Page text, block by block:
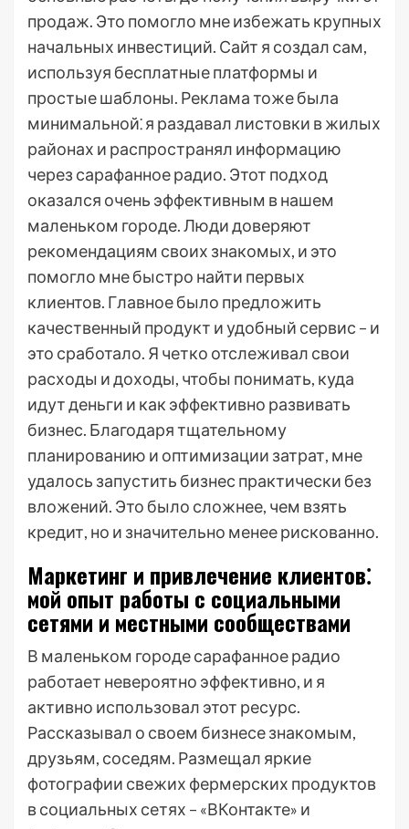
продаж. Это помогло мне избежать крупных
начальных инвестиций. Сайт я создал сам,
используя бесплатные платформы и
простые шаблоны. Реклама тоже была
минимальной⁚ я раздавал листовки в жилых
районах и распространял информацию
через сарафанное радио. Этот подход
оказался очень эффективным в нашем
маленьком городе. Люди доверяют
рекомендациям своих знакомых, и это
помогло мне быстро найти первых
клиентов. Главное было предложить
качественный продукт и удобный сервис – и
это сработало. Я четко отслеживал свои
расходы и доходы, чтобы понимать, куда
идут деньги и как эффективно развивать
бизнес. Благодаря тщательному
планированию и оптимизации затрат, мне
удалось запустить бизнес практически без
вложений. Это было сложнее, чем взять
кредит, но и значительно менее рискованно.
Маркетинг и привлечение клиентов⁚
мой опыт работы с социальными
сетями и местными сообществами
В маленьком городе сарафанное радио
работает невероятно эффективно, и я
активно использовал этот ресурс.
Рассказывал о своем бизнесе знакомым,
друзьям, соседям. Размещал яркие
фотографии свежих фермерских продуктов
в социальных сетях – «ВКонтакте» и